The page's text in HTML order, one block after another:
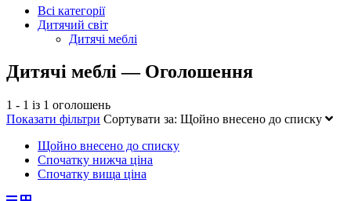
Всі категорії
Дитячий світ
Дитячі меблі
Дитячі меблі — Оголошення
1 - 1 із 1 оголошень
Показати фільтри Сортувати за: Щойно внесено до списку
Щойно внесено до списку
Спочатку нижча ціна
Спочатку вища ціна